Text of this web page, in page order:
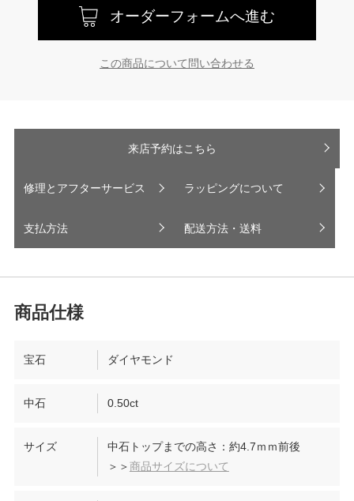
オーダーフォームへ進む
この商品について問い合わせる
来店予約はこちら
修理とアフターサービス ラッピングについて
支払方法 配送方法・送料
宝石 ダイヤモンド
中石 0.50ct
サイズ
中石トップまでの高さ：約4.7ｍｍ前後
＞＞商品サイズについて